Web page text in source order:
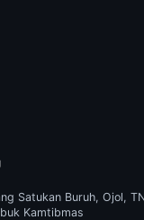
Satukan Buruh, Ojol,
Kamtibmas